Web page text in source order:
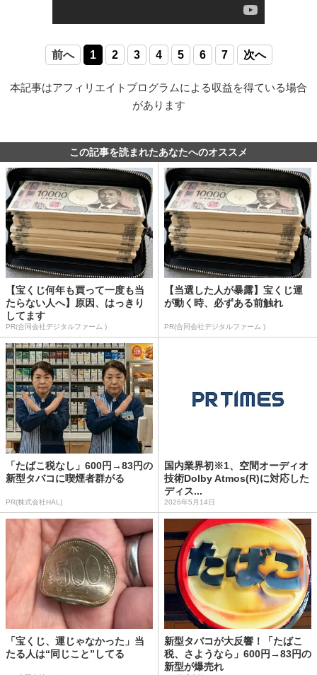
前へ 1 2 3 4 5 6 7 次へ
本記事はアフィリエイトプログラムによる収益を得ている場合
があります
この記事を読まれたあなたへのオススメ
【宝くじ何年も買って一度も当
たらない人へ】原因、はっきり
してます
PR(合同会社デジタルファーム )
【当選した人が暴露】宝くじ運
が動く時、必ずある前触れ
PR(合同会社デジタルファーム )
「たばこ税なし」600円→83円の
新型タバコに喫煙者群がる
PR(株式会社HAL)
国内業界初※1、空間オーディオ
技術Dolby Atmos(R)︎に対応した
ディス...
2026年5月14日
「宝くじ、運じゃなかった」当
たる人は“同じこと”してる
新型タバコが大反響！「たばこ
税、さようなら」600円→83円の
新型が爆売れ